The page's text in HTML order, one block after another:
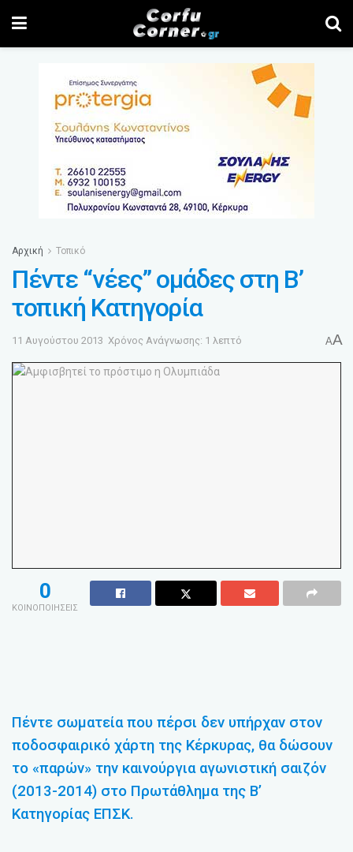
Αρχική Τοπικό
Πέντε “νέες” ομάδες στη Β’
τοπική Κατηγορία
11 Αυγούστου 2013 Χρόνος Ανάγνωσης: 1 λεπτό AA
0
ΚΟΙΝΟΠΟΙΗΣΕΙΣ
Πέντε σωματεία που πέρσι δεν υπήρχαν στον
ποδοσφαιρικό χάρτη της Κέρκυρας, θα δώσουν
το «παρών» την καινούργια αγωνιστική σαιζόν
(2013-2014) στο Πρωτάθλημα της Β’
Κατηγορίας ΕΠΣΚ.